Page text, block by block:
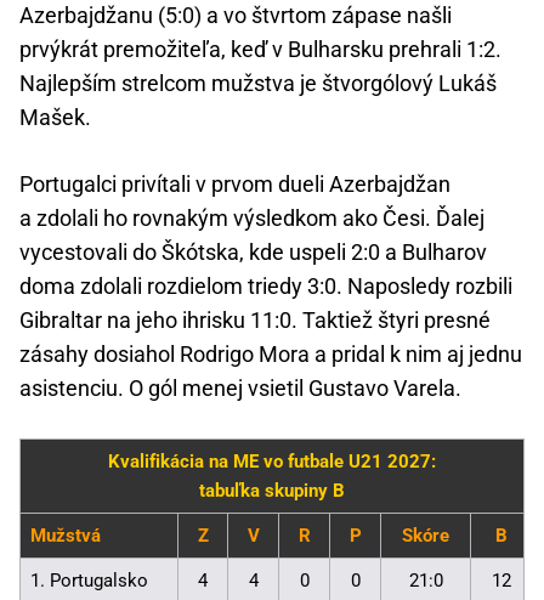
Azerbajdžanu (5:0) a vo štvrtom zápase našli
prvýkrát premožiteľa, keď v Bulharsku prehrali 1:2.
Najlepším strelcom mužstva je štvorgólový Lukáš
Mašek.
Portugalci privítali v prvom dueli Azerbajdžan
a zdolali ho rovnakým výsledkom ako Česi. Ďalej
vycestovali do Škótska, kde uspeli 2:0 a Bulharov
doma zdolali rozdielom triedy 3:0. Naposledy rozbili
Gibraltar na jeho ihrisku 11:0. Taktiež štyri presné
zásahy dosiahol Rodrigo Mora a pridal k nim aj jednu
asistenciu. O gól menej vsietil Gustavo Varela.
Kvalifikácia na ME vo futbale U21 2027:
tabuľka skupiny B
Mužstvá Z V R P Skóre B
1. Portugalsko 4 4 0 0 21:0 12